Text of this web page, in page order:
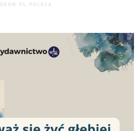
DEON.PL POLECA